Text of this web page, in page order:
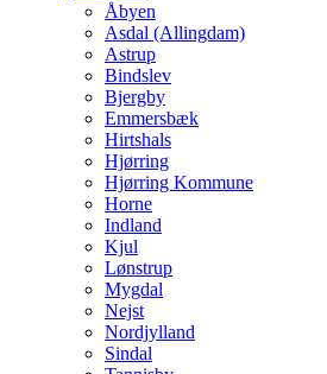
Åbyen
Asdal (Allingdam)
Astrup
Bindslev
Bjergby
Emmersbæk
Hirtshals
Hjørring
Hjørring Kommune
Horne
Indland
Kjul
Lønstrup
Mygdal
Nejst
Nordjylland
Sindal